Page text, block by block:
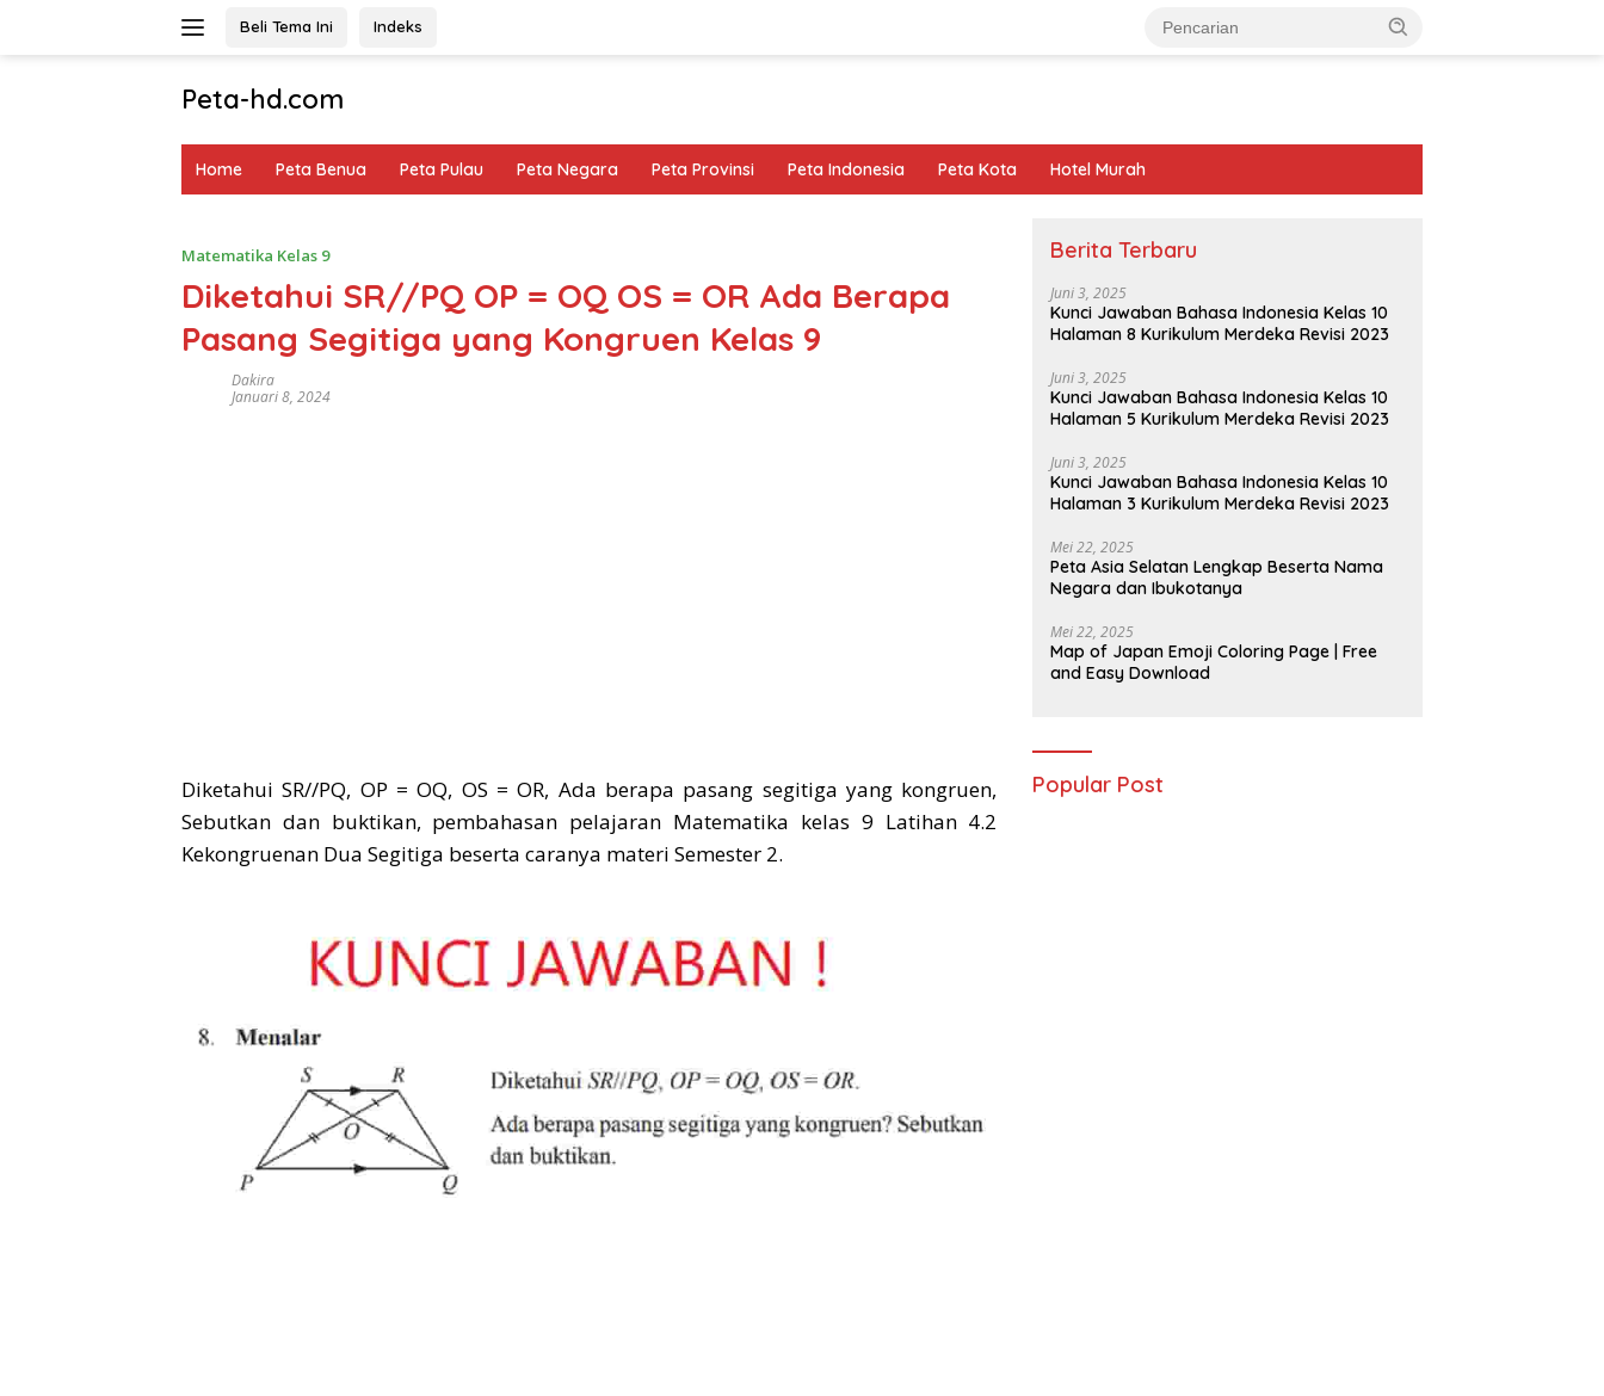
Beli Tema Ini Indeks
Peta-hd.com
Gambar
Home Peta Benua Peta Pulau Peta Negara Peta Provinsi Peta Indonesia Peta Kota Hotel Murah
Matematika Kelas 9
Diketahui SR//PQ OP = OQ OS = OR Ada Berapa
Pasang Segitiga yang Kongruen Kelas 9
Dakira
Januari 8, 2024
Diketahui SR//PQ, OP = OQ, OS = OR, Ada berapa pasang segitiga yang kongruen,
Sebutkan dan buktikan, pembahasan pelajaran Matematika kelas 9 Latihan 4.2
Kekongruenan Dua Segitiga beserta caranya materi Semester 2.
Berita Terbaru
Juni 3, 2025
Kunci Jawaban Bahasa Indonesia Kelas 10
Halaman 8 Kurikulum Merdeka Revisi 2023
Juni 3, 2025
Kunci Jawaban Bahasa Indonesia Kelas 10
Halaman 5 Kurikulum Merdeka Revisi 2023
Juni 3, 2025
Kunci Jawaban Bahasa Indonesia Kelas 10
Halaman 3 Kurikulum Merdeka Revisi 2023
Mei 22, 2025
Peta Asia Selatan Lengkap Beserta Nama
Negara dan Ibukotanya
Mei 22, 2025
Map of Japan Emoji Coloring Page | Free
and Easy Download
Popular Post